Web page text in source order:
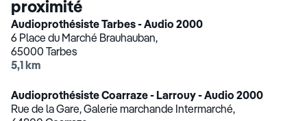
proximité
Audioprothésiste Tarbes - Audio 2000
6 Place du Marché Brauhauban,
65000 Tarbes
5,1 km
Audioprothésiste Coarraze - Larrouy - Audio 2000
Rue de la Gare, Galerie marchande Intermarché,